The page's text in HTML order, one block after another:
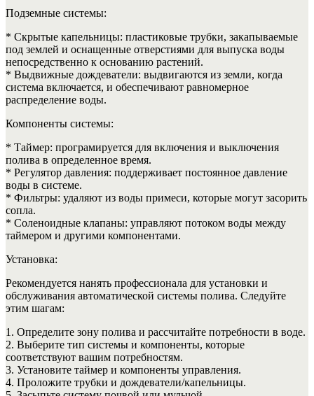
Подземные системы:
* Скрытые капельницы: пластиковые трубки, закапываемые
под землей и оснащенные отверстиями для выпуска воды
непосредственно к основанию растений.
* Выдвижные дождеватели: выдвигаются из земли, когда
система включается, и обеспечивают равномерное
распределение воды.
Компоненты системы:
* Таймер: програмируется для включения и выключения
полива в определенное время.
* Регулятор давления: поддерживает постоянное давление
воды в системе.
* Фильтры: удаляют из воды примеси, которые могут засорить
сопла.
* Соленоидные клапаны: управляют потоком воды между
таймером и другими компонентами.
Установка:
Рекомендуется нанять профессионала для установки и
обслуживания автоматической системы полива. Следуйте
этим шагам:
1. Определите зону полива и рассчитайте потребности в воде.
2. Выберите тип системы и компоненты, которые
соответствуют вашим потребностям.
3. Установите таймер и компоненты управления.
4. Проложите трубки и дождеватели/капельницы.